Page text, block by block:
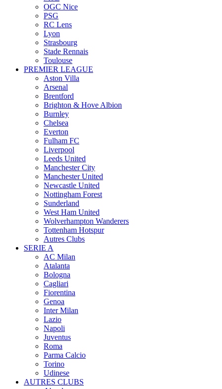
OGC Nice
PSG
RC Lens
Lyon
Strasbourg
Stade Rennais
Toulouse
PREMIER LEAGUE
Aston Villa
Arsenal
Brentford
Brighton & Hove Albion
Burnley
Chelsea
Everton
Fulham FC
Liverpool
Leeds United
Manchester City
Manchester United
Newcastle United
Nottingham Forest
Sunderland
West Ham United
Wolverhampton Wanderers
Tottenham Hotspur
Autres Clubs
SERIE A
AC Milan
Atalanta
Bologna
Cagliari
Fiorentina
Genoa
Inter Milan
Lazio
Napoli
Juventus
Roma
Parma Calcio
Torino
Udinese
AUTRES CLUBS